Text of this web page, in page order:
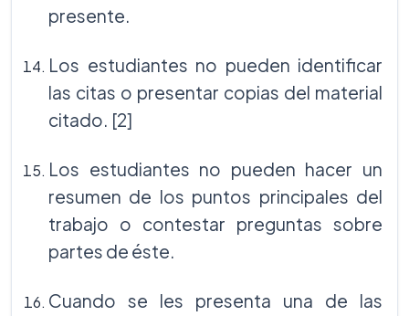
presente.
Los estudiantes no pueden identificar
las citas o presentar copias del material
citado. [2]
Los estudiantes no pueden hacer un
resumen de los puntos principales del
trabajo o contestar preguntas sobre
partes de éste.
Cuando se les presenta una de las